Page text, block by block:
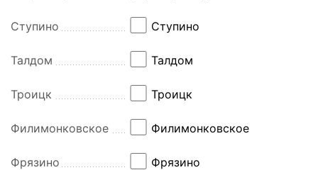
Ступино Ступино
Талдом Талдом
Троицк Троицк
Филимонковское Филимонковское
Фрязино Фрязино